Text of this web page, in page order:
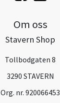
Om oss
Stavern Shop
Tollbodgaten 8
3290 STAVERN
Org. nr. 920066453